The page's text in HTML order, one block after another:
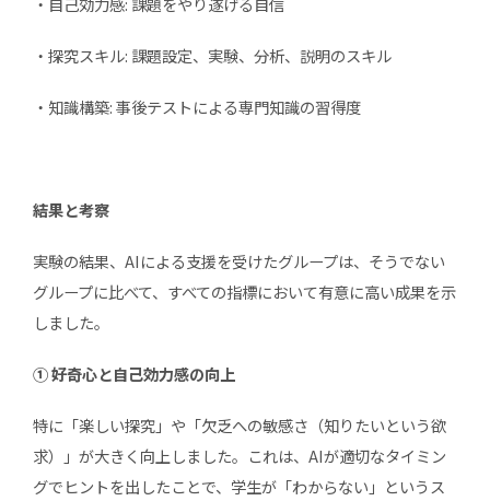
・探究スキル: 課題設定、実験、分析、説明のスキル
・知識構築: 事後テストによる専門知識の習得度
結果と考察
実験の結果、AIによる支援を受けたグループは、そうでない
グループに比べて、すべての指標において有意に高い成果を示
しました。
① 好奇心と自己効力感の向上
特に「楽しい探究」や「欠乏への敏感さ（知りたいという欲
求）」が大きく向上しました。これは、AIが適切なタイミン
グでヒントを出したことで、学生が「わからない」というス